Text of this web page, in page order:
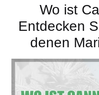
Wo ist
Entdecken
denen